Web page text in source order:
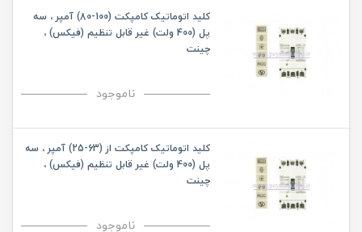
کلید اتوماتیک کامپکت (100-80) آمپر ، سه
پل (400 ولت) غیر قابل تنظیم (فیکس) ،
چینت
ناموجود
کلید اتوماتیک کامپکت از (63-25) آمپر ، سه
پل (400 ولت) غیر قابل تنظیم (فیکس) ،
چینت
ناموجود